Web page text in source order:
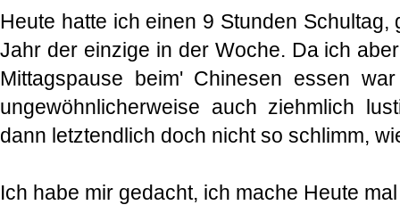
Heute hatte ich einen 9 Stunden
Jahr der einzige in der Woche. Da ich
Mittagspause beim' Chinesen essen
ungewöhnlicherweise auch ziehmlich
dann letztendlich doch nicht so schlimm,
Ich habe mir gedacht, ich mache Heute